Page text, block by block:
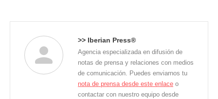
>> Iberian Press®
Agencia especializada en difusión de
notas de prensa y relaciones con medios
de comunicación. Puedes enviarnos tu
nota de prensa desde este enlace o
contactar con nuestro equipo desde